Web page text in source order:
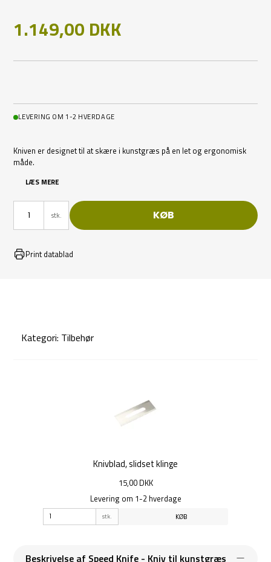
1.149,00 DKK
LEVERING OM 1-2 HVERDAGE
Kniven er designet til at skære i kunstgræs på en let og ergonomisk
måde.
LÆS MERE
stk. KØB
Print datablad
Kategori: Tilbehør
Knivblad, slidset klinge
15,00 DKK
Levering om 1-2 hverdage
stk. KØB
Beskrivelse af Speed Knife - Kniv til kunstgræs